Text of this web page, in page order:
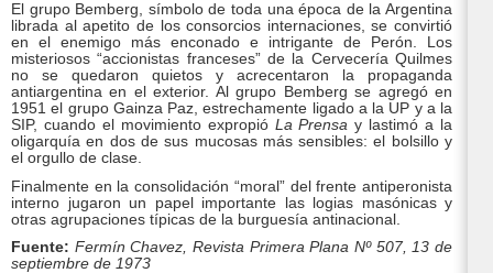
El grupo Bemberg, símbolo de toda una época de la Argentina
librada al apetito de los consorcios internaciones, se convirtió
en el enemigo más enconado e intrigante de Perón. Los
misteriosos “accionistas franceses” de la Cervecería Quilmes
no se quedaron quietos y acrecentaron la propaganda
antiargentina en el exterior. Al grupo Bemberg se agregó en
1951 el grupo Gainza Paz, estrechamente ligado a la UP y a la
SIP, cuando el movimiento expropió La Prensa y lastimó a la
oligarquía en dos de sus mucosas más sensibles: el bolsillo y
el orgullo de clase.
Finalmente en la consolidación “moral” del frente antiperonista
interno jugaron un papel importante las logias masónicas y
otras agrupaciones típicas de la burguesía antinacional.
Fuente: Fermín Chavez, Revista Primera Plana Nº 507, 13 de
septiembre de 1973